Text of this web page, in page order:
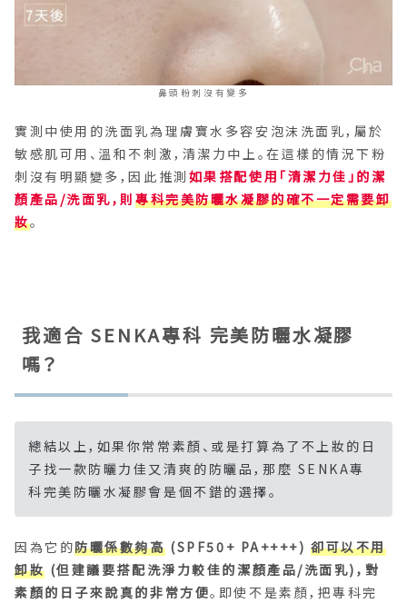
鼻頭粉刺沒有變多
實測中使用的洗面乳為理膚寶水多容安泡沫洗面乳，屬於
敏感肌可用、溫和不刺激，清潔力中上。在這樣的情況下粉
刺沒有明顯變多，因此推測 如果搭配使用「清潔力佳」的潔
顏產品/洗面乳，則專科完美防曬水凝膠的確不一定需要卸
妝。
我適合 SENKA專科 完美防曬水凝膠
嗎？
總結以上，如果你常常素顏、或是打算為了不上妝的日
子找一款防曬力佳又清爽的防曬品，那麼 SENKA專
科完美防曬水凝膠會是個不錯的選擇。
因為它的防曬係數夠高(SPF50+ PA++++)卻可以不用
卸妝 (但建議要搭配洗淨力較佳的潔顏產品/洗面乳)，對
素顏的日子來說真的非常方便。即使不是素顏，把專科完